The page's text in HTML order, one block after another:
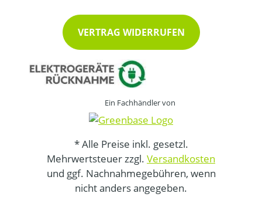
VERTRAG WIDERRUFEN
Ein Fachhändler von
* Alle Preise inkl. gesetzl.
Mehrwertsteuer zzgl. Versandkosten
und ggf. Nachnahmegebühren, wenn
nicht anders angegeben.